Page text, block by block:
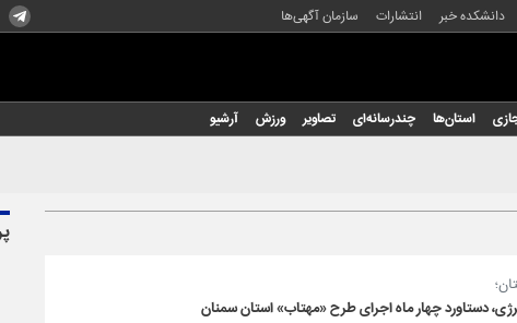
دانشکده خبر انتشارات سازمان آگهی‌ها
استان‌ها چندرسانه‌ای تصاویر ورزش آرشیو
دستاورد چهار ماه اجرای طرح «مهتاب» استان سمنان